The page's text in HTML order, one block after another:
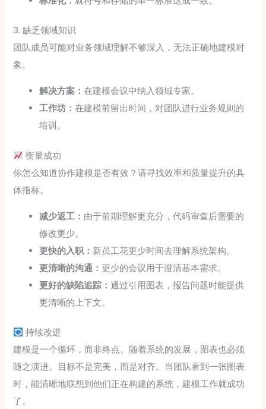
3. 缺乏领域知识
团队成员可能对业务领域理解不够深入，无法正确地建模对
象。
解决方案：在建模会议中纳入领域专家。
工作坊：在建模前留出时间，对团队进行业务规则的
培训。
衡量成功
你怎么知道协作建模是否有效？请寻找效率和质量提升的具
体指标。
减少返工： 由于前期理解更充分，代码审查后需要的
修改更少。
更快的入职： 新员工花更少时间去理解系统架构。
更清晰的沟通： 更少的会议用于澄清基本需求。
更好的缺陷追踪：通过引用图表，报告问题时能提供
更清晰的上下文。
持续改进
建模是一个循环，而非终点。随着系统的发展，图表也必须
随之演进。目标不是完美，而是对齐。当团队看到一张图表
时，能清晰地联想到他们正在构建的系统，建模工作就成功
了。